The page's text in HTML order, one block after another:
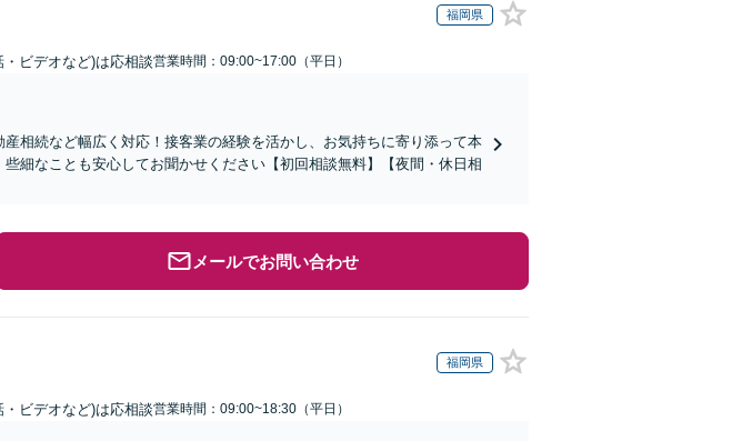
福岡県
ビデオなど)は応相談営業時間：09:00~17:00（平日）
産相続など幅広く対応！接客業の経験を活かし、お気持ちに寄り添って本
細なことも安心してお聞かせください【初回相談無料】【夜間・休日相
メールでお問い合わせ
福岡県
ビデオなど)は応相談営業時間：09:00~18:30（平日）